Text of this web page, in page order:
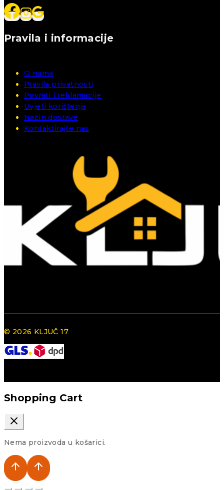
Pravila i informacije
O nama
Pravila privatnosti
Povrati i reklamacije
Uvjeti korištenja
Način dostave
Kontaktirajte nas
© 2026 KLJUČ 17
Shopping Cart
Nema proizvoda u košarici.